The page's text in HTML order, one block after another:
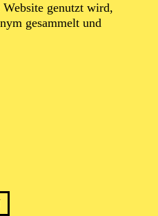
genutzt wird,
gesammelt und
arbeitet in
und Film. Eine enge